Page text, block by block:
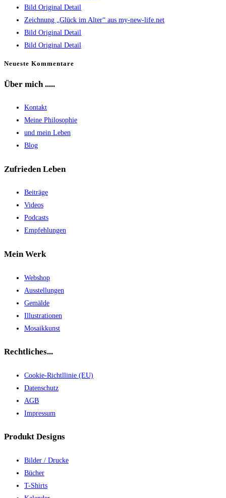
search
Bild Original Detail
Zeichnung „Glück im Alter“ aus my-new-life.net
Bild Original Detail
Bild Original Detail
Neueste Kommentare
Über mich .....
Kontakt
Meine Philosophie
und mein Leben
Blog
Zufrieden Leben
Beiträge
Videos
Podcasts
Empfehlungen
Mein Werk
Webshop
Ausstellungen
Gemälde
Illustrationen
Mosaikkunst
Rechtliches...
Cookie-Richtllinie (EU)
Datenschutz
AGB
Impressum
Produkt Designs
Bilder / Drucke
Bücher
T-Shirts